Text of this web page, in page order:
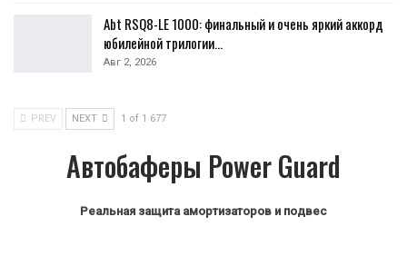
Abt RSQ8-LE 1000: финальный и очень яркий аккорд
юбилейной трилогии…
Авг 2, 2026
PREV NEXT 1 of 1 677
Автобаферы Power Guard
Реальная защита амортизаторов и подвес